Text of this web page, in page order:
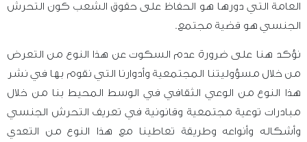
العامة التي دورها هو الحفاظ على حقوق الشعب كون التحرش
الجنسي هو قضية مجتمع.
نؤكد هنا على ضرورة عدم السكوت عن هذا النوع من التعرض
من خلال مسؤوليتنا المجتمعية وأدوارنا التي نقوم بها في نشر
هذا النوع من الوعي الثقافي في الوسط المحيط بنا من خلال
مبادرات توعية مجتمعية وقانونية في تعريف التحرش الجنسي
وأشكاله وأنواعه وطريقة تعاطينا مع هذا النوع من التعدي